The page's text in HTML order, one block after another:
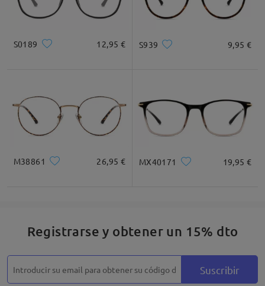
S0189 12,95 € S939 9,95 €
M38861 26,95 € MX40171 19,95 €
Registrarse y obtener un 15% dto
Suscribir